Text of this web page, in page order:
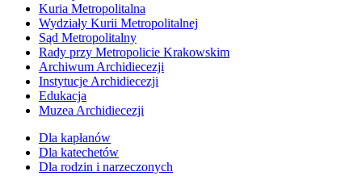
Kuria Metropolitalna
Wydziały Kurii Metropolitalnej
Sąd Metropolitalny
Rady przy Metropolicie Krakowskim
Archiwum Archidiecezji
Instytucje Archidiecezji
Edukacja
Muzea Archidiecezji
Dla kapłanów
Dla katechetów
Dla rodzin i narzeczonych